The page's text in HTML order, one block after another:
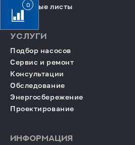
0
Опросные листы
УСЛУГИ
Подбор насосов
Сервис и ремонт
Консультации
Обследование
Энергосбережение
Проектирование
ИНФОРМАЦИЯ